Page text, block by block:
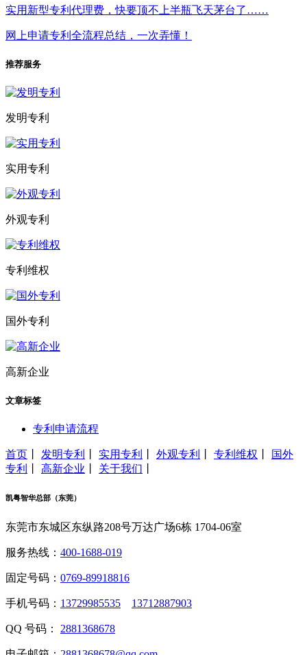
实用新型专利代理费，快要顶不上半瓶飞天茅台了……
网上申请专利全流程总结，一次弄懂！
推荐服务
发明专利
实用专利
外观专利
专利维权
国外专利
高新企业
文章标签
专利申请流程
首页 发明专利 实用专利 外观专利 专利维权
国外
专利
高新企业 关于我们
凯粤智华总部（东莞）
东莞市东城区东纵路208号万达广场6栋 1704-06室
服务热线： 400-1688-019
固定号码： 0769-89918816
手机号码： 13729985535 13712887903
QQ 号码： 2881368678